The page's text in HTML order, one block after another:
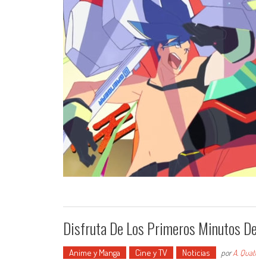
Disfruta De Los Primeros Minutos
Anime y Manga Cine y TV Noticias porA.